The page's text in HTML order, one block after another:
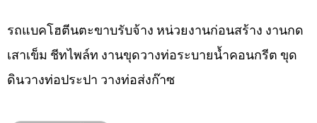
รถแบคโฮตีนตะขาบรับจ้าง หน่วยงานก่อนสร้าง งานกด
เสาเข็ม ชีทไพล์ท งานขุดวางท่อระบายน้ำคอนกรีต ขุด
ดินวางท่อประปา วางท่อส่งก๊าซ